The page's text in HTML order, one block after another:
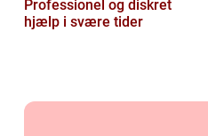
Professionel og diskret
hjælp i svære tider